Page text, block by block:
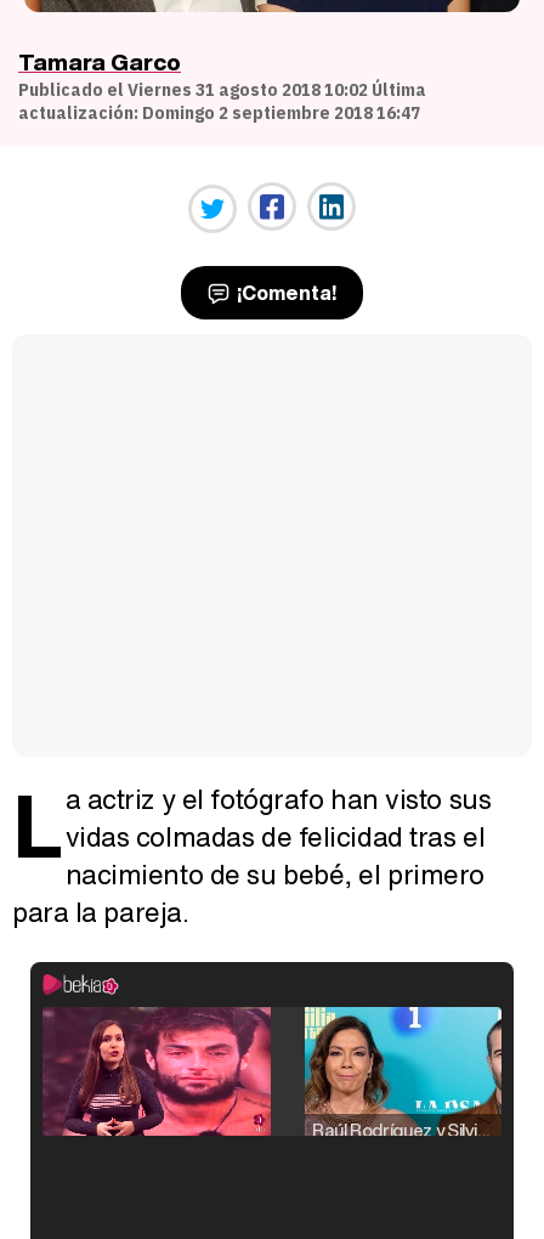
Tamara Garco
Publicado el Viernes 31 agosto 2018 10:02 Última
actualización: Domingo 2 septiembre 2018 16:47
¡Comenta!
La actriz y el fotógrafo han visto sus
vidas colmadas de felicidad tras el
nacimiento de su bebé, el primero
para la pareja.
Raúl Rodríguez y Silvia Taulés nos cuentan su papel en 'La familia de la tele'